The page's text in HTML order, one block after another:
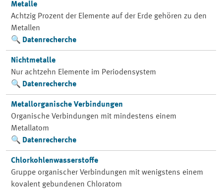
Metalle
Achtzig Prozent der Elemente auf der Erde gehören zu den
Metallen
Datenrecherche
Nichtmetalle
Nur achtzehn Elemente im Periodensystem
Datenrecherche
Metallorganische Verbindungen
Organische Verbindungen mit mindestens einem
Metallatom
Datenrecherche
Chlorkohlenwasserstoffe
Gruppe organischer Verbindungen mit wenigstens einem
kovalent gebundenen Chloratom